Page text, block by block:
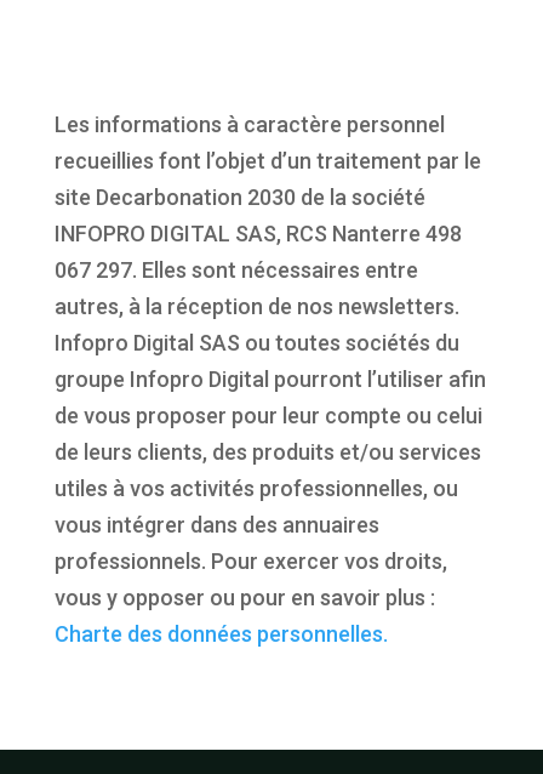
Les informations à caractère personnel
recueillies font l’objet d’un traitement par le
site Decarbonation 2030 de la société
INFOPRO DIGITAL SAS, RCS Nanterre 498
067 297. Elles sont nécessaires entre
autres, à la réception de nos newsletters.
Infopro Digital SAS ou toutes sociétés du
groupe Infopro Digital pourront l’utiliser afin
de vous proposer pour leur compte ou celui
de leurs clients, des produits et/ou services
utiles à vos activités professionnelles, ou
vous intégrer dans des annuaires
professionnels. Pour exercer vos droits,
vous y opposer ou pour en savoir plus :
Charte des données personnelles.